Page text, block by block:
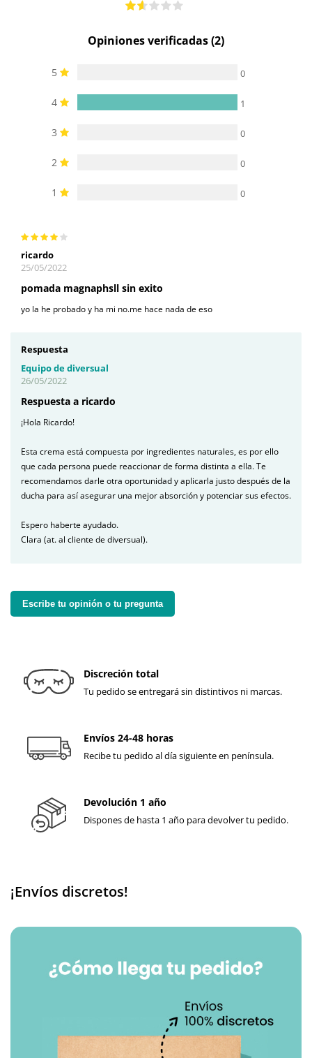
Opiniones verificadas (2)
5 0
4 1
3 0
2 0
1 0
ricardo
25/05/2022
pomada magnaphsll sin exito
yo la he probado y ha mi no.me hace nada de eso
Respuesta
Equipo de diversual
26/05/2022
Respuesta a ricardo
¡Hola Ricardo!
Esta crema está compuesta por ingredientes naturales, es por ello
que cada persona puede reaccionar de forma distinta a ella. Te
recomendamos darle otra oportunidad y aplicarla justo después de la
ducha para así asegurar una mejor absorción y potenciar sus efectos.
Espero haberte ayudado.
Clara (at. al cliente de diversual).
Escribe tu opinión o tu pregunta
Discreción total
Tu pedido se entregará sin distintivos ni marcas.
Envíos 24-48 horas
Recibe tu pedido al día siguiente en península.
Devolución 1 año
Dispones de hasta 1 año para devolver tu pedido.
¡Envíos discretos!